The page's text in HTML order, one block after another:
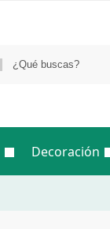
Decoración